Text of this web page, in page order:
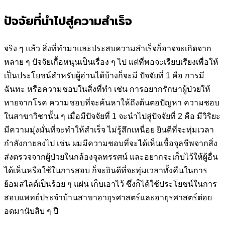
ปัจจัยที่นำไปสู่ความสำเร็จ
จริง ๆ แล้ว สิ่งที่ทำมาและประสบความสำเร็จก็อาจจะเกิดจาก
หลาย ๆ ปัจจัยเกื้อหนุนเป็นเรื่อง ๆ ไป แต่ที่พอจะเรียบเรียงเพื่อให้
เป็นประโยชน์สำหรับผู้อ่านได้บ้างก็จะมี ปัจจัยที่ 1 คือ การมี
ฉันทะ หรือความชอบในสิ่งที่ทำ เช่น การอยากรักษาผู้ป่วยให้
หายจากโรค ความชอบที่จะค้นหาให้ถึงต้นตอปัญหา ความชอบ
ในสาขาวิชานั้น ๆ เมื่อมีปัจจัยที่ 1 จะนำไปสู่ปัจจัยที่ 2 คือ มีวิริยะ
มีความมุ่งมั่นที่จะทำให้สำเร็จ ไม่รู้สึกเหนื่อย ยินดีที่จะทุ่มเวลา
กำลังกายลงไป เช่น ผมมีความชอบที่จะได้เห็นเชื้อจุลชีพจากสิ่ง
ส่งตรวจจากผู้ป่วยในกล้องจุลทรรศน์ และอยากจะเก็บไว้ให้ผู้อื่น
ได้เห็นหรือใช้ในการสอบ ก็จะยินดีที่จะทุ่มเวลาทั้งคืนในการ
ย้อมสไลด์เป็นร้อย ๆ แผ่น เก็บเอาไว้ ซึ่งก็ได้ใช้ประโยชน์ในการ
สอบแพทย์ประจำบ้านสาขาอายุรศาสตร์และอายุรศาสตร์ต่อย
อดมานับสิบ ๆ ปี